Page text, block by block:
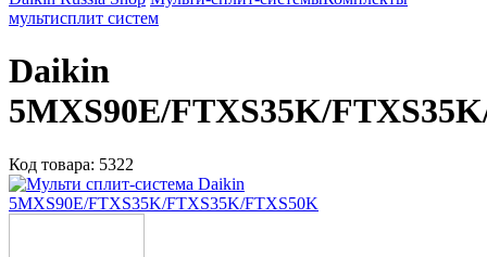
мультисплит систем
Daikin
5MXS90E/FTXS35K/
Код товара: 5322